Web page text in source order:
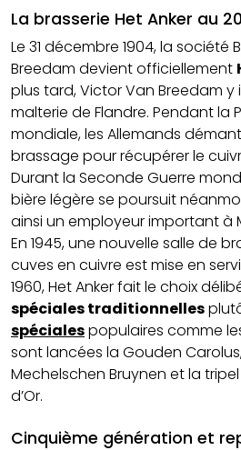
La brasserie Het Anker au 20
Le 31 décembre 1904, la société
Breedam devient officiellement
plus tard, Victor Van Breedam y
malterie de Flandre. Pendant la
mondiale, les Allemands
brassage pour récupérer le
Durant la Seconde Guerre
bière légère se poursuit
ainsi un employeur important à
En 1945, une nouvelle salle de
cuves en cuivre est mise en
1960, Het Anker fait le choix
spéciales traditionnelles
spécialespopulaires comme
sont lancées la Gouden
Mechelschen Bruynen et la
d’Or.
Cinquième génération et